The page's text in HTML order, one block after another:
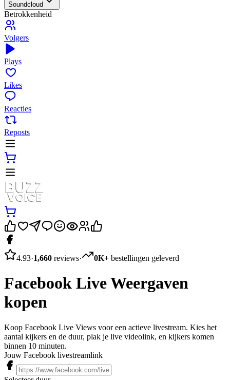
Soundcloud
Betrokkenheid
Volgers
Plays
Likes
Reacties
Reposts
4.93·1,660 reviews· 0K+ bestellingen geleverd
Facebook Live Weergaven
kopen
Koop Facebook Live Views voor een actieve livestream. Kies het
aantal kijkers en de duur, plak je live videolink, en kijkers komen
binnen 10 minuten.
Jouw Facebook livestreamlink